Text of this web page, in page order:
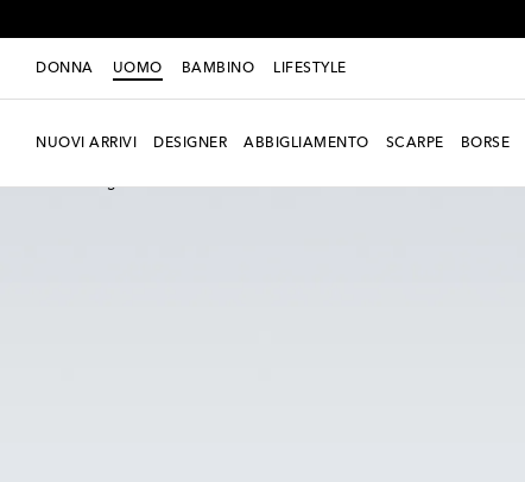
DONNA UOMO BAMBINO LIFESTYLE
NUOVI ARRIVI DESIGNER ABBIGLIAMENTO SCARPE BORSE